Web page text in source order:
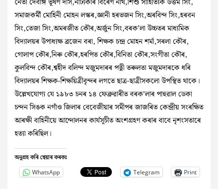
নেতা দেবাঙ্গ ভূষণ দাস,নাট্যকাৰ বিৰেণ নাথ,শিশু সাহিত্যিক উত্তম সিং,
সমাজকৰ্মী মোহিনী মোহন লস্কৰ,জ্ঞানী হৰভজন সিং,অৰবিন্দ সিং,হৰবন
সিং,তেজা সিং,অমৰজীত কৌৰ,অৰ্জুন সিং,বৰক’লা উচ্চতৰ মাধ্যমিক
বিদ্যালয়ৰ উপাধ্যক্ষ ব্ৰজেন বৰা, শিক্ষক চন্দ্ৰ মোহন শৰ্মা,সৰলা কৌৰ,
গোলাপ কৌৰ,নিৰু কৌৰ,হৰপিত কৌৰ,বিনিতা কৌৰ,সংগীতা কৌৰ,
কুলবিন্দ কৌৰ,শ্বহীদ বলিন্দ মজুমদাৰৰ পত্নী তৰুলতা মজুমদাৰকে ধৰি
বিদ্যালয়ৰ শিক্ষক-শিক্ষয়িত্ৰীবৃন্দৰ লগতে ছাত্র-ছাত্ৰীসকলো উপস্থিত থাকে।
উল্লেখযোগ্য যে ১৯৮৩ চনৰ ১৪ ফেব্ৰুৱাৰীত বৰক’লাৰ পাহুৱাল ডেকা
চন্দন সিঙক নগাঁও জিলাৰ বেবেজীয়াৰ সমীপৰ জাজৰিত কেন্দ্রীয় সংৰক্ষিত
আৰক্ষী বাহিনীয়ে আন্দোলনৰ কাৰ্যসূচীত অংশগ্ৰহণ কৰাৰ বাবে নৃশংসতাৰে
হত্যা কৰিছিল।
অনুগ্ৰহ কৰি শ্বেয়াৰ কৰকঃ
WhatsApp Telegram Print